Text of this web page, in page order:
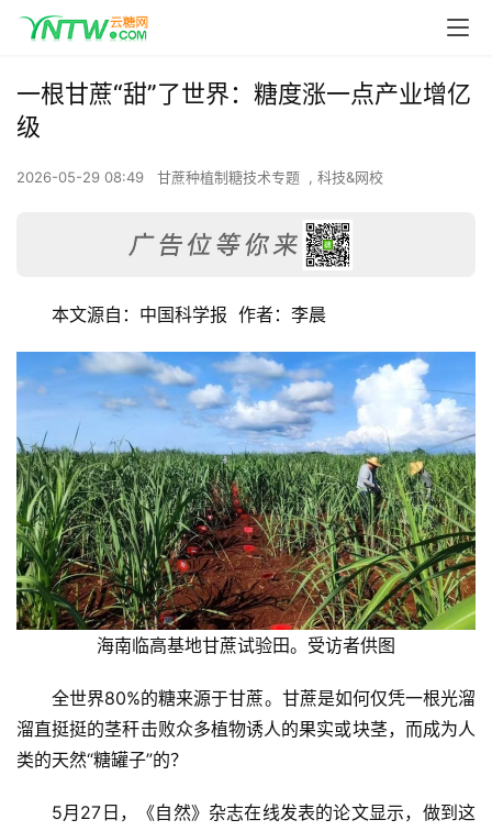
一根甘蔗“甜”了世界：糖度涨一点产业增亿
级
2026-05-29 08:49 甘蔗种植制糖技术专题 , 科技&网校
本文源自：中国科学报  作者：李晨
海南临高基地甘蔗试验田。受访者供图
全世界80%的糖来源于甘蔗。甘蔗是如何仅凭一根光溜
溜直挺挺的茎秆击败众多植物诱人的果实或块茎，而成为人
类的天然“糖罐子”的？
5月27日，《自然》杂志在线发表的论文显示，做到这